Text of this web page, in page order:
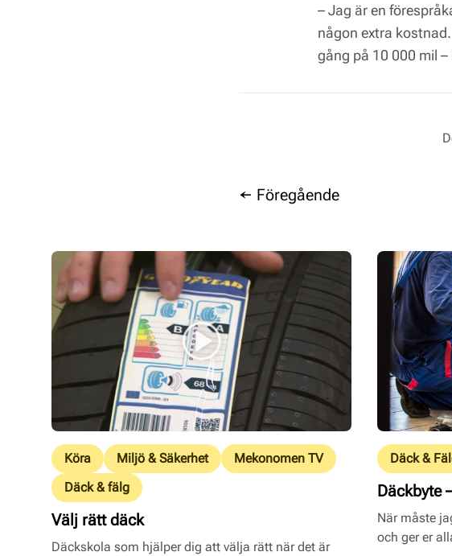
– Jag är en
någon extra
gång på 10 000 mil
← Föregående
Köra Miljö & Säkerhet
Mekonomen TV
Däck & fälg
Välj rätt däck
Däckskola som hjälper dig att välja rätt när det är
Däck &
Däckbyte
När måste
och ger er